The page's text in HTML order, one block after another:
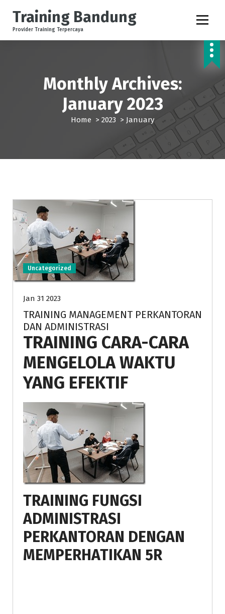
p
Training Bandung
Provider Training Terpercaya
Monthly Archives:
January 2023
Home > 2023 > January
Uncategorized
Jan 31 2023
TRAINING MANAGEMENT PERKANTORAN
DAN ADMINISTRASI
TRAINING CARA-CARA
MENGELOLA WAKTU
YANG EFEKTIF
TRAINING FUNGSI
ADMINISTRASI
PERKANTORAN DENGAN
MEMPERHATIKAN 5R